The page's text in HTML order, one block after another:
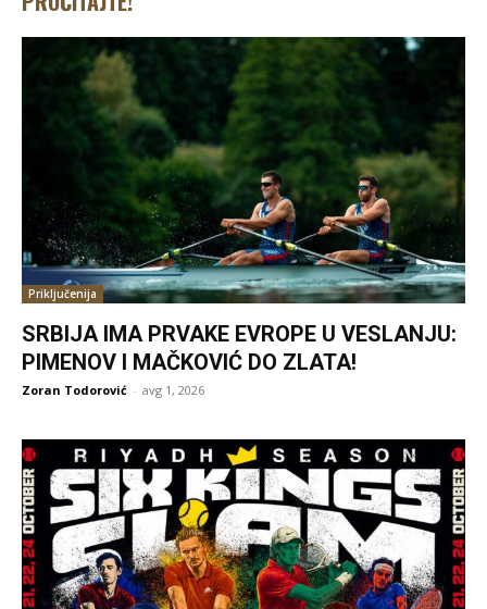
Priključenija
SRBIJA IMA PRVAKE EVROPE U VESLANJU:
PIMENOV I MAČKOVIĆ DO ZLATA!
Zoran Todorović - avg 1, 2026